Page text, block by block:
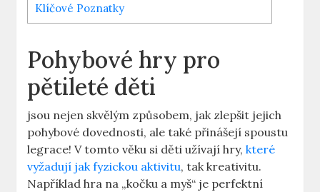
Klíčové Poznatky
Pohybové hry pro
pětileté děti
jsou nejen skvělým způsobem, jak zlepšit jejich
pohybové dovednosti, ale také přinášejí spoustu
legrace! V tomto věku si děti užívají hry,které
vyžadují jak fyzickou aktivitu, tak kreativitu.
Například hra na „kočku a myš“ je perfektní